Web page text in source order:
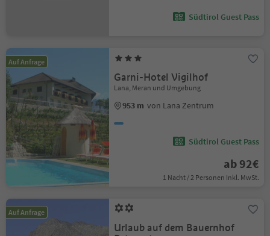
Südtirol Guest Pass
Auf Anfrage
Garni-Hotel Vigilhof
Lana, Meran und Umgebung
953 m von Lana Zentrum
Südtirol Guest Pass
ab 92€
1 Nacht / 2 Personen Inkl. MwSt.
Auf Anfrage
Urlaub auf dem Bauernhof